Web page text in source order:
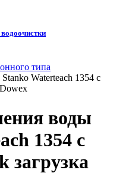
типа
Waterteach 1354 с
воды
1354 с
загрузка